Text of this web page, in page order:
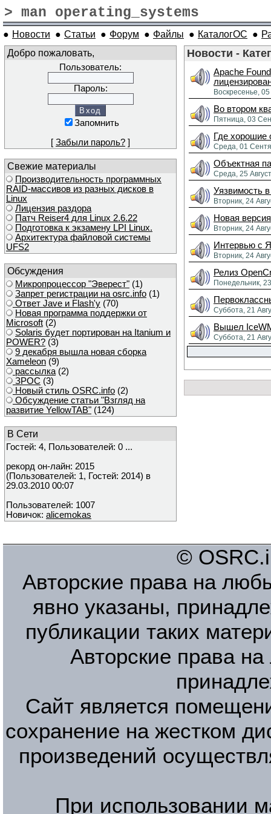
> man operating_systems
● Новости ● Статьи ● Форум ● Файлы ● КаталогОС ●
Добро пожаловать,
Пользователь:
Пароль:
Запомнить
[ Забыли пароль? ]
Свежие материалы
Производительность программных
RAID-массивов из разных дисков в
Linux
Лицензия раздора
Патч Reiser4 для Linux 2.6.22
Подготовка к экзамену LPI Linux.
Архитектура файловой системы
UFS2
Обсуждения
Микропроцессор "Эверест" (1)
Запрет регистрации на osrc.info (1)
Ответ Javе и Flash'у (70)
Новая программа поддержки от
Microsoft (2)
Solaris будет портирован на Itanium и
POWER? (3)
9 декабря вышла новая сборка
Xameleon (9)
рассылка (2)
ЗРОС (3)
Новый стиль OSRC.info (2)
Обсуждение статьи "Взгляд на
развитие YellowTAB" (124)
В Сети
Гостей: 4, Пользователей: 0 ...
рекорд он-лайн: 2015
(Пользователей: 1, Гостей: 2014) в
29.03.2010 00:07
Пользователей: 1007
Новичок: alicemokas
Новости -
Apache
Воскресенье,
Во втором
Пятница, 03
Где хорошие
Среда, 01
Объектная
Среда, 25
Уязвимость
Вторник, 24
Новая
Вторник, 24
Интервью с
Вторник, 24
Релиз
Понедельник,
Суббота, 21
Вышел
Суббота, 21
©
Авторские права на
явно указаны,
публикации таких
Авторские права
Сайт является
сохранение на жестком
произведений
При использовании